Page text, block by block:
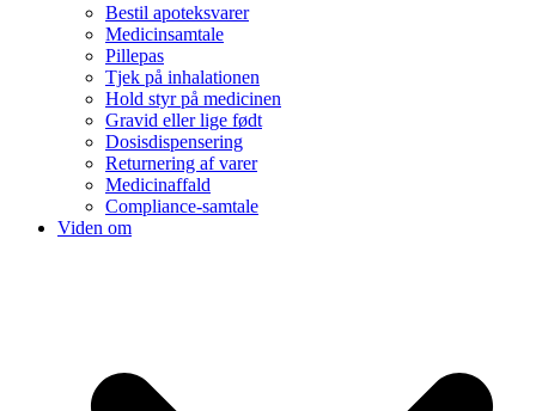
Bestil apoteksvarer
Medicinsamtale
Pillepas
Tjek på inhalationen
Hold styr på medicinen
Gravid eller lige født
Dosisdispensering
Returnering af varer
Medicinaffald
Compliance-samtale
Viden om